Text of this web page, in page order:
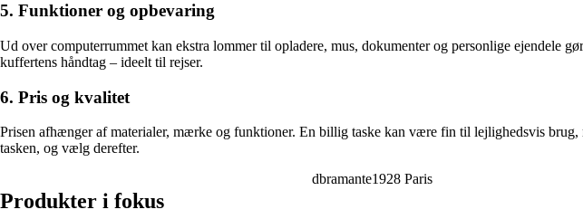
5. Funktioner og opbevaring
Ud over computerrummet kan ekstra lommer til opladere, mus, dokumenter og personlige ejendele
kuffertens håndtag – ideelt til rejser.
6. Pris og kvalitet
Prisen afhænger af materialer, mærke og funktioner. En billig taske kan være fin til lejlighedsvis
tasken, og vælg derefter.
Produkter i fokus
dbramante1928 Paris